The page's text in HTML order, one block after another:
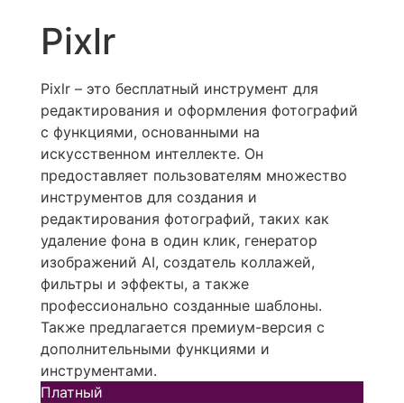
Pixlr
Pixlr – это бесплатный инструмент для
редактирования и оформления фотографий
с функциями, основанными на
искусственном интеллекте. Он
предоставляет пользователям множество
инструментов для создания и
редактирования фотографий, таких как
удаление фона в один клик, генератор
изображений AI, создатель коллажей,
фильтры и эффекты, а также
профессионально созданные шаблоны.
Также предлагается премиум-версия с
дополнительными функциями и
инструментами.
Платный